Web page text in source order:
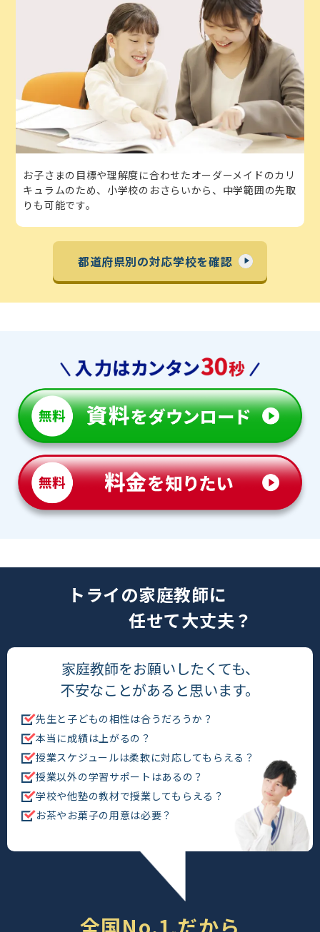
お子さまの目標や理解度に合わせたオーダーメイドのカリ
キュラムのため、小学校のおさらいから、中学範囲の先取
りも可能です。
都道府県別の対応学校を確認
トライの家庭教師に
任せて大丈夫？
家庭教師をお願いしたくても、
不安なことがあると思います。
先生と子どもの相性は合うだろうか？
本当に成績は上がるの？
授業スケジュールは柔軟に対応してもらえる？
授業以外の学習サポートはあるの？
学校や他塾の教材で授業してもら える？
お茶やお菓子の用意は必要？
全国No.1 だから